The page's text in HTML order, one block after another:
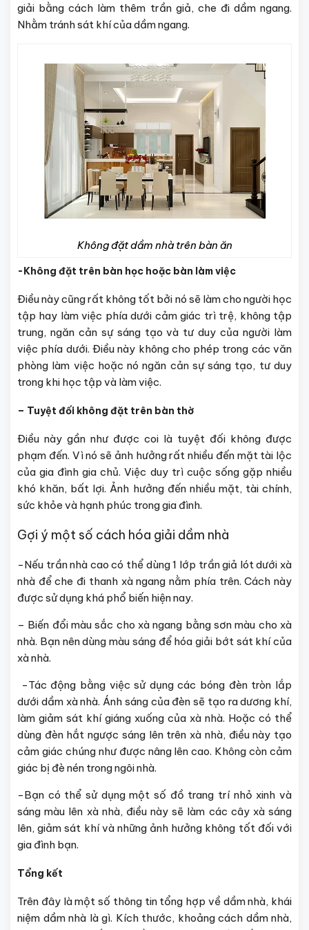
giải bằng cách làm thêm trần giả, che đi dầm ngang.
Nhằm tránh sát khí của dầm ngang.
Không đặt dầm nhà trên bàn ăn
-Không đặt trên bàn học hoặc bàn làm việc
Điều này cũng rất không tốt bởi nó sẽ làm cho người học
tập hay làm việc phía dưới cảm giác trì trệ, không tập
trung, ngăn cản sự sáng tạo và tư duy của người làm
việc phía dưới. Điều này không cho phép trong các văn
phòng làm việc hoặc nó ngăn cản sự sáng tạo, tư duy
trong khi học tập và làm việc.
– Tuyệt đối không đặt trên bàn thờ
Điều này gần như được coi là tuyệt đối không được
phạm đến. Vì nó sẽ ảnh hưởng rất nhiều đến mặt tài lộc
của gia đình gia chủ. Việc duy trì cuộc sống gặp nhiều
khó khăn, bất lợi. Ảnh hưởng đến nhiều mặt, tài chính,
sức khỏe và hạnh phúc trong gia đình.
Gợi ý một số cách hóa giải dầm nhà
-Nếu trần nhà cao có thể dùng 1 lớp trần giả lót dưới xà
nhà để che đi thanh xà ngang nằm phía trên. Cách này
được sử dụng khá phổ biến hiện nay.
– Biến đổi màu sắc cho xà ngang bằng sơn màu cho xà
nhà. Bạn nên dùng màu sáng để hóa giải bớt sát khí của
xà nhà.
-Tác động bằng việc sử dụng các bóng đèn tròn lắp
dưới dầm xà nhà. Ánh sáng của đèn sẽ tạo ra dương khí,
làm giảm sát khí giáng xuống của xà nhà. Hoặc có thể
dùng đèn hắt ngược sáng lên trên xà nhà, điều này tạo
cảm giác chúng như được nâng lên cao. Không còn cảm
giác bị đè nén trong ngôi nhà.
-Bạn có thể sử dụng một số đồ trang trí nhỏ xinh và
sáng màu lên xà nhà, điều này sẽ làm các cây xà sáng
lên, giảm sát khí và những ảnh hưởng không tốt đối với
gia đình bạn.
Tổng kết
Trên đây là một số thông tin tổng hợp về dầm nhà, khái
niệm dầm nhà là gì. Kích thước, khoảng cách dầm nhà,